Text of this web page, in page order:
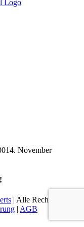
14. November
| Alle Rechte
| AGB